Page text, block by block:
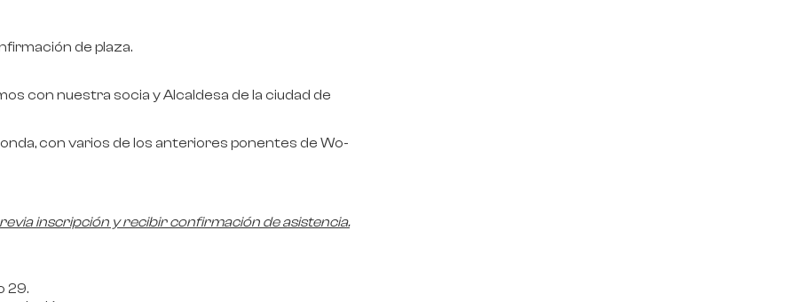
de plaza.
con nuestra socia yAlcaldesa de la ciudad de
con varios de los anteriores ponentes de Wo-
inscripción yrecibir confirmación de asistencia.
29.